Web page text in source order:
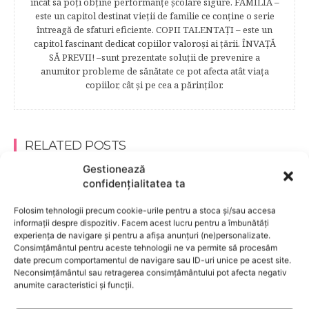
Gestionează
confidențialitatea ta
Folosim tehnologii precum cookie-urile pentru a stoca și/sau accesa
informații despre dispozitiv. Facem acest lucru pentru a îmbunătăți
experiența de navigare și pentru a afișa anunțuri (ne)personalizate.
Consimțământul pentru aceste tehnologii ne va permite să procesăm
date precum comportamentul de navigare sau ID-uri unice pe acest site.
Neconsimțământul sau retragerea consimțământului pot afecta negativ
anumite caracteristici și funcții.
este un capitol destinat vieţii de familie ce conţine o serie
întreagă de sfaturi eficiente. COPII TALENTAŢI – este un
capitol fascinant dedicat copiilor valoroși ai țării. ÎNVAŢĂ
SĂ PREVII! –sunt prezentate soluţii de prevenire a
anumitor probleme de sănătate ce pot afecta atât viaţa
copiilor, cât şi pe cea a părinţilor.
RELATED POSTS